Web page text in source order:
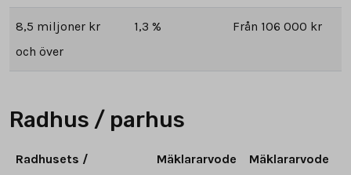
8,5 miljoner kr
och över
1,3 % Från 106 000 kr
Radhus / parhus
Radhusets /
Mäklararvode
Mäklararvode